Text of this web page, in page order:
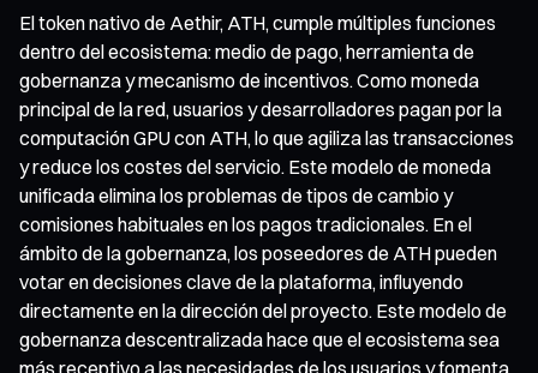
El token nativo de Aethir, ATH, cumple múltiples funciones
dentro del ecosistema: medio de pago, herramienta de
gobernanza y mecanismo de incentivos. Como moneda
principal de la red, usuarios y desarrolladores pagan por la
computación GPU con ATH, lo que agiliza las transacciones
y reduce los costes del servicio. Este modelo de moneda
unificada elimina los problemas de tipos de cambio y
comisiones habituales en los pagos tradicionales. En el
ámbito de la gobernanza, los poseedores de ATH pueden
votar en decisiones clave de la plataforma, influyendo
directamente en la dirección del proyecto. Este modelo de
gobernanza descentralizada hace que el ecosistema sea
más receptivo a las necesidades de los usuarios y fomenta